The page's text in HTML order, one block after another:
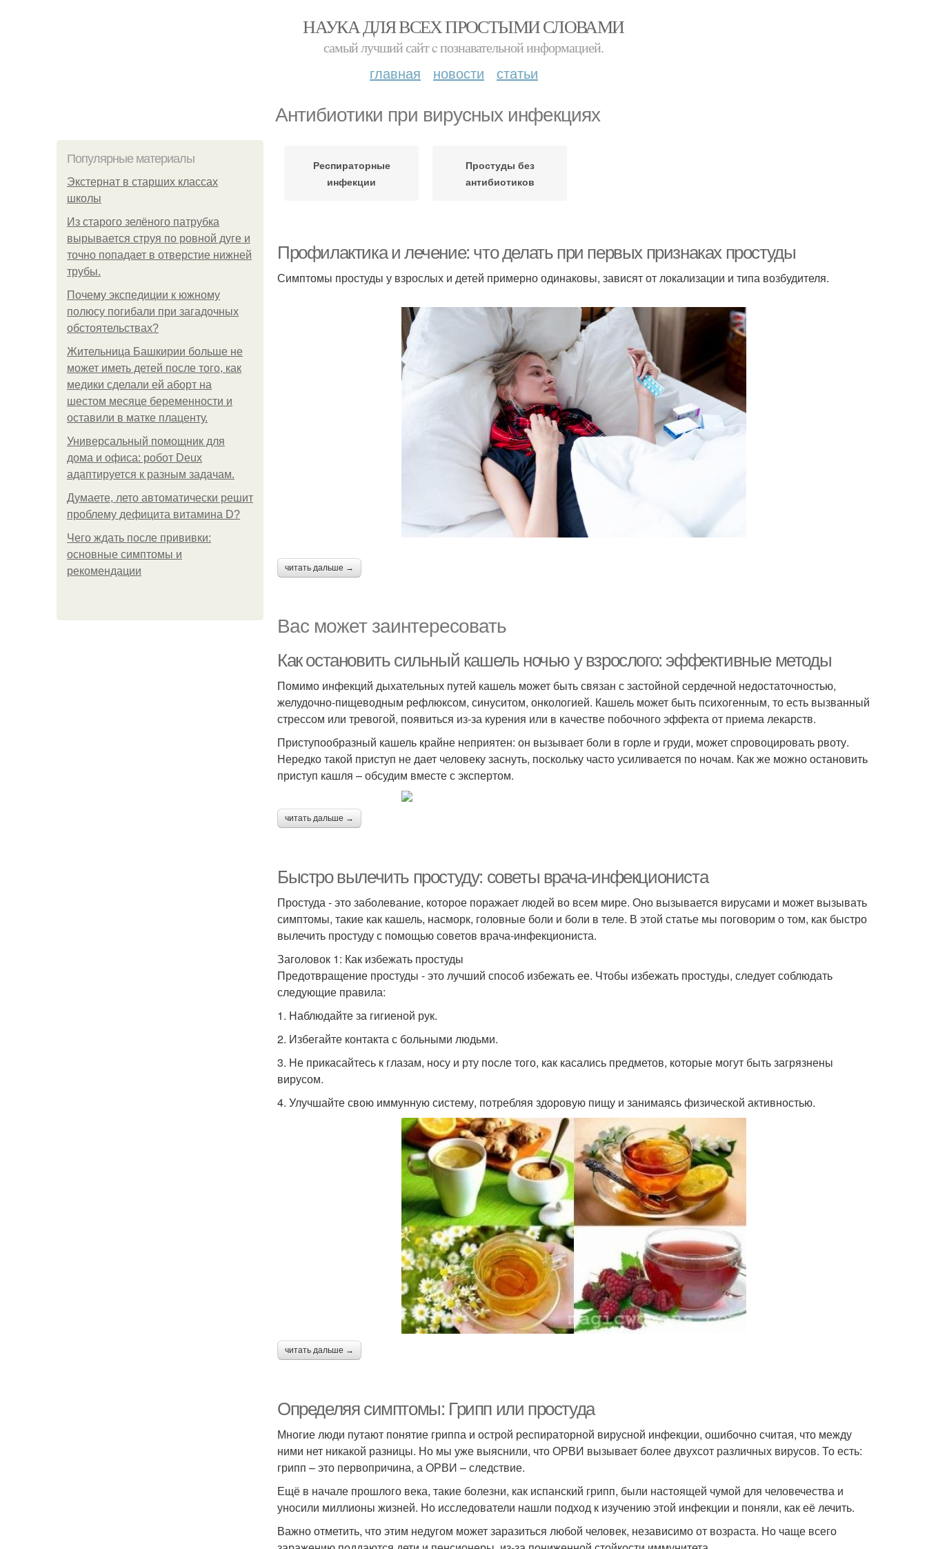
НАУКА ДЛЯ ВСЕХ ПРОСТЫМИ СЛОВАМИ
самый лучший сайт c познавательной информацией.
главная новости статьи
Антибиотики при вирусных инфекциях
Популярные материалы
Экстернат в старших классах
школы
Из старого зелёного патрубка
вырывается струя по ровной дуге и
точно попадает в отверстие нижней
трубы.
Почему экспедиции к южному
полюсу погибали при загадочных
обстоятельствах?
Жительница Башкирии больше не
может иметь детей после того, как
медики сделали ей аборт на
шестом месяце беременности и
оставили в матке плаценту.
Универсальный помощник для
дома и офиса: робот Deux
адаптируется к разным задачам.
Думаете, лето автоматически решит
проблему дефицита витамина D?
Чего ждать после прививки:
основные симптомы и
рекомендации
Респираторные
инфекции
Простуды без
антибиотиков
Профилактика и лечение: что делать при первых признаках простуды
Симптомы простуды у взрослых и детей примерно одинаковы, зависят от локализации и типа возбудителя.
читать дальше →
Вас может заинтересовать
Как остановить сильный кашель ночью у взрослого: эффективные методы
Помимо инфекций дыхательных путей кашель может быть связан с застойной сердечной недостаточностью,
желудочно-пищеводным рефлюксом, синуситом, онкологией. Кашель может быть психогенным, то есть вызванный
стрессом или тревогой, появиться из-за курения или в качестве побочного эффекта от приема лекарств.
Приступообразный кашель крайне неприятен: он вызывает боли в горле и груди, может спровоцировать рвоту.
Нередко такой приступ не дает человеку заснуть, поскольку часто усиливается по ночам. Как же можно остановить
приступ кашля – обсудим вместе с экспертом.
читать дальше →
Быстро вылечить простуду: советы врача-инфекциониста
Простуда - это заболевание, которое поражает людей во всем мире. Оно вызывается вирусами и может вызывать
симптомы, такие как кашель, насморк, головные боли и боли в теле. В этой статье мы поговорим о том, как быстро
вылечить простуду с помощью советов врача-инфекциониста.
Заголовок 1: Как избежать простуды
Предотвращение простуды - это лучший способ избежать ее. Чтобы избежать простуды, следует соблюдать
следующие правила:
1. Наблюдайте за гигиеной рук.
2. Избегайте контакта с больными людьми.
3. Не прикасайтесь к глазам, носу и рту после того, как касались предметов, которые могут быть загрязнены
вирусом.
4. Улучшайте свою иммунную систему, потребляя здоровую пищу и занимаясь физической активностью.
читать дальше →
Определяя симптомы: Грипп или простуда
Многие люди путают понятие гриппа и острой респираторной вирусной инфекции, ошибочно считая, что между
ними нет никакой разницы. Но мы уже выяснили, что ОРВИ вызывает более двухсот различных вирусов. То есть:
грипп – это первопричина, а ОРВИ – следствие.
Ещё в начале прошлого века, такие болезни, как испанский грипп, были настоящей чумой для человечества и
уносили миллионы жизней. Но исследователи нашли подход к изучению этой инфекции и поняли, как её лечить.
Важно отметить, что этим недугом может заразиться любой человек, независимо от возраста. Но чаще всего